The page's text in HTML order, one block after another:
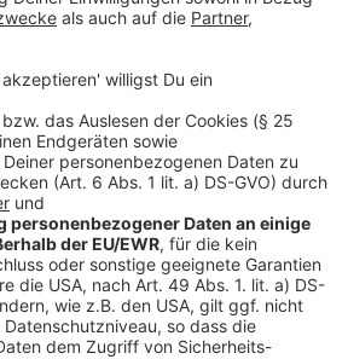
das ganze Jahr aktiv. Auf Wunsch
"Hausbesuche" und beraten
Sicherungsmöglichkeiten es
für gut verriegelte Fenster,
Aufbruchsperren an der
und vor den Kellerfenstern sind
guter Schutz.